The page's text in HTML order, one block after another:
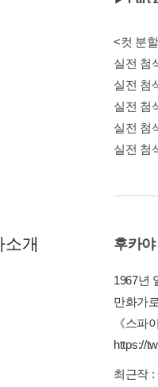
<컷 분
실전 첨
실전 첨
실전 첨
실전 첨
실전 첨
소개 후카
1967년
만화가
《스파
https://
최근작 :